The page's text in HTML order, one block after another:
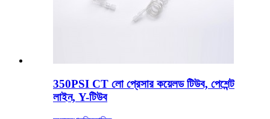
350PSI CT লো প্রেসার কয়েলড টিউব, পেশেন্ট
লাইন, Y-টিউব